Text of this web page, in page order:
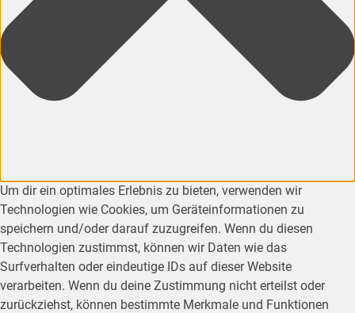
Um dir ein optimales Erlebnis zu bieten, verwenden wir
Technologien wie Cookies, um Geräteinformationen zu
speichern und/oder darauf zuzugreifen. Wenn du diesen
Technologien zustimmst, können wir Daten wie das
Surfverhalten oder eindeutige IDs auf dieser Website
verarbeiten. Wenn du deine Zustimmung nicht erteilst oder
zurückziehst, können bestimmte Merkmale und Funktionen